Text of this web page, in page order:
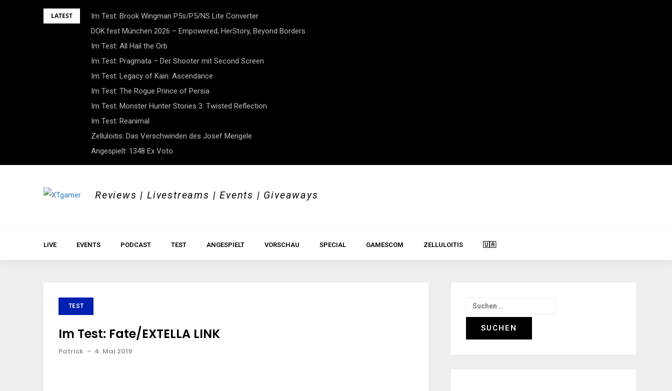
LATEST
Im Test: Brook Wingman P5s/P5/NS Lite Converter
DOK.fest München 2026 – Empowered, HerStory, Beyond Borders
Im Test: All Hail the Orb
Im Test: Pragmata – Der Shooter mit Second Screen
Im Test: Legacy of Kain: Ascendance
Im Test: The Rogue Prince of Persia
Im Test: Monster Hunter Stories 3: Twisted Reflection
Im Test: Reanimal
Zelluloitis: Das Verschwinden des Josef Mengele
Angespielt: 1348 Ex Voto
Reviews | Livestreams | Events | Giveaways
LIVE EVENTS PODCAST TEST ANGESPIELT VORSCHAU SPECIAL GAMESCOM ZELLULOITIS 🇺🇦
TEST
Im Test: Fate/EXTELLA LINK
Patrick - 4. Mai 2019
Suchen
nach: